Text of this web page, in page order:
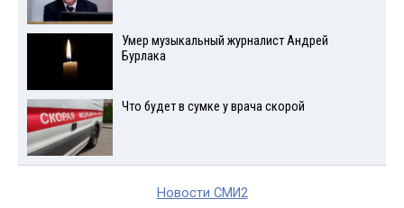
Умер музыкальный журналист Андрей
Бурлака
Что будет в сумке у врача скорой
Новости СМИ2